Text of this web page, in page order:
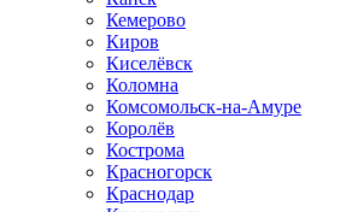
Кемерово
Киров
Киселёвск
Коломна
Комсомольск-на-Амуре
Королёв
Кострома
Красногорск
Краснодар